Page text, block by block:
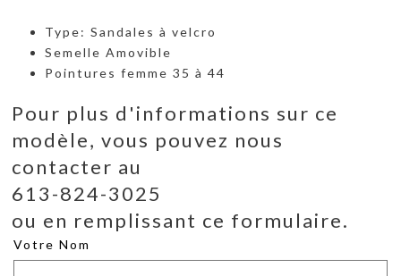
Type: Sandales à velcro
Semelle Amovible
Pointures femme 35 à 44
Pour plus d'informations sur ce
modèle, vous pouvez nous
contacter au
613-824-3025
ou en remplissant ce formulaire.
Votre Nom